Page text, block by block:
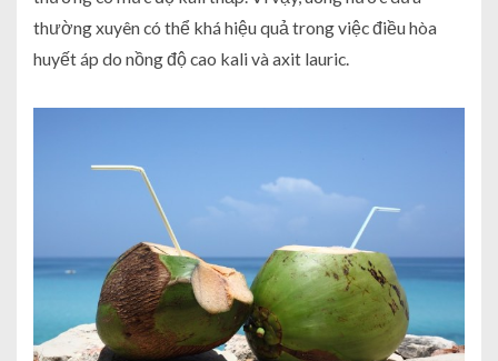
thường xuyên có thể khá hiệu quả trong việc điều hòa
huyết áp do nồng độ cao kali và axit lauric.